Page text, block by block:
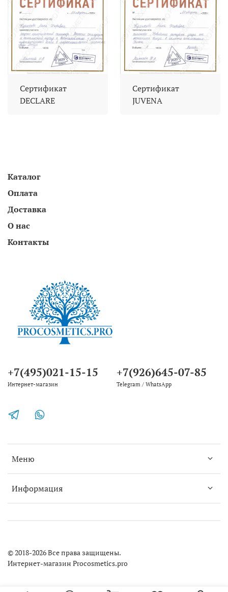
Сертификат
DECLARE
Сертификат
JUVENA
Каталог
Оплата
Доставка
О нас
Контакты
Меню
Информация
+7(495)021-15-15
Интернет-магазин
+7(926)645-07-85
Telegram / WhatsApp
© 2018-2026 Все права защищены.
Интернет-магазин Procosmetics.pro